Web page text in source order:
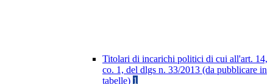
Titolari di incarichi politici di cui all'art. 14,
co. 1, del dlgs n. 33/2013 (da pubblicare in
tabelle) 1